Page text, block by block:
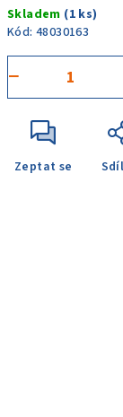
cena:
Skladem (1 ks)
Kód: 48030163
−
Zeptat se